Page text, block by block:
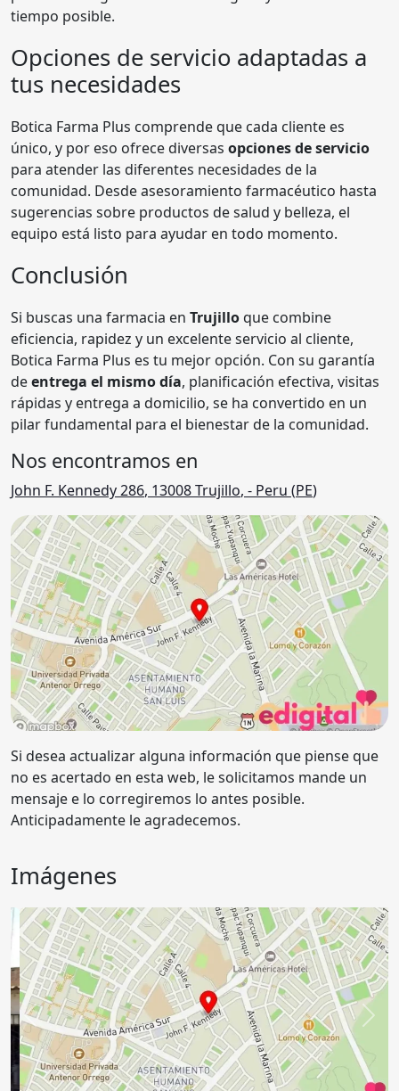
tiempo posible.
Opciones de servicio adaptadas a
tus necesidades
Botica Farma Plus comprende que cada cliente es
único, y por eso ofrece diversas opciones de servicio
para atender las diferentes necesidades de la
comunidad. Desde asesoramiento farmacéutico hasta
sugerencias sobre productos de salud y belleza, el
equipo está listo para ayudar en todo momento.
Conclusión
Si buscas una farmacia en Trujilloque combine
eficiencia, rapidez y un excelente servicio al cliente,
Botica Farma Plus es tu mejor opción. Con su garantía
deentrega el mismo día, planificación efectiva, visitas
rápidas y entrega a domicilio, se ha convertido en un
pilar fundamental para el bienestar de la comunidad.
Nos encontramos en
John F. Kennedy 286, 13008Trujillo, - Peru (PE)
Si desea actualizar alguna información que piense que
no es acertado en esta web, le solicitamos mande un
mensaje e lo corregiremos lo antes posible.
Anticipadamente le agradecemos.
Imágenes
Anterior